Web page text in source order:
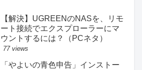
【解決】UGREENのNASを、リモ
ート接続でエクスプローラーにマ
ウントするには？（PCネタ）
77 views
「やよいの青色申告」インストー